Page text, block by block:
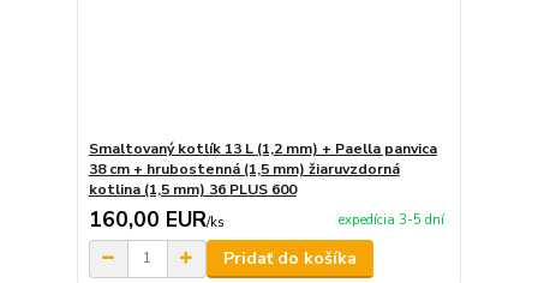
Smaltovaný kotlík 13 L (1,2 mm) + Paella panvica
38 cm + hrubostenná (1,5 mm) žiaruvzdorná
kotlina (1,5 mm) 36 PLUS 600
160,00 EUR/ks expedícia 3-5 dní
Pridať do košíka